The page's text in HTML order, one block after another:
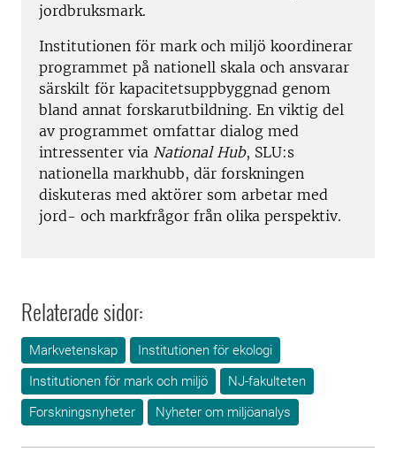
jordbruksmark.
Institutionen för mark och miljö koordinerar
programmet på nationell skala och ansvarar
särskilt för kapacitetsuppbyggnad genom
bland annat forskarutbildning. En viktig del
av programmet omfattar dialog med
intressenter via National Hub, SLU:s
nationella markhubb, där forskningen
diskuteras med aktörer som arbetar med
jord- och markfrågor från olika perspektiv.
Relaterade sidor:
Markvetenskap
Institutionen för ekologi
Institutionen för mark och miljö
NJ-fakulteten
Forskningsnyheter
Nyheter om miljöanalys